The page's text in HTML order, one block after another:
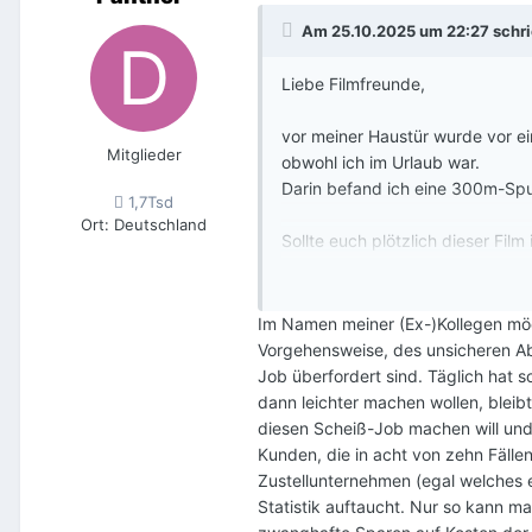
Mitglieder
1,7Tsd
Ort: Deutschland
Am 25.10.2025 um 22:27
Liebe Filmfreunde,
vor meiner Haustür wurde vor
obwohl ich im Urlaub war.
Darin befand ich eine 300m-
Sollte euch plötzlich dieser
Herzliche Grüße
Im Namen meiner (Ex-)Kollegen
Vorgehensweise, des unsicheren
Job überfordert sind. Täglich hat
dann leichter machen wollen,
diesen Scheiß-Job machen will
Kunden, die in acht von zehn
Zustellunternehmen (egal
Statistik auftaucht. Nur so kann